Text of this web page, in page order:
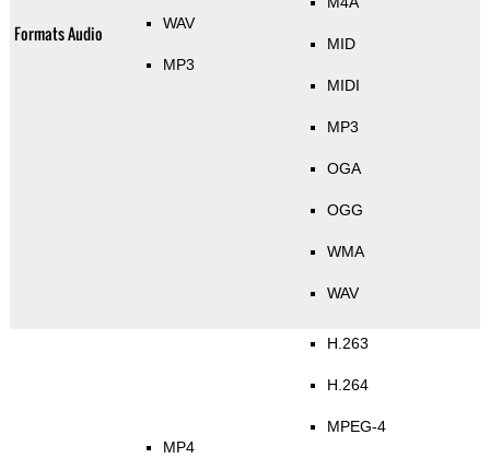
Formats Audio WAV
MP3
MID
MIDI
MP3
OGA
OGG
WMA
WAV
MP4
H.263
H.264
MPEG-4